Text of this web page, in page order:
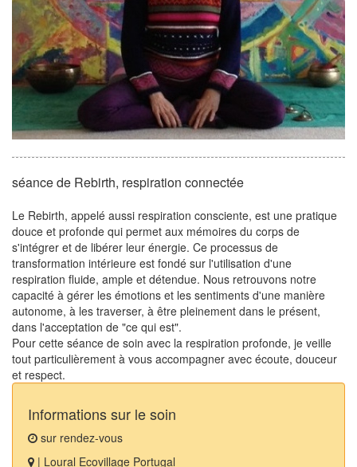
séance de Rebirth, respiration connectée
Le Rebirth, appelé aussi respiration consciente, est une pratique
douce et profonde qui permet aux mémoires du corps de
s'intégrer et de libérer leur énergie. Ce processus de
transformation intérieure est fondé sur l'utilisation d'une
respiration fluide, ample et détendue. Nous retrouvons notre
capacité à gérer les émotions et les sentiments d'une manière
autonome, à les traverser, à être pleinement dans le présent,
dans l'acceptation de "ce qui est".
Pour cette séance de soin avec la respiration profonde, je veille
tout particulièrement à vous accompagner avec écoute, douceur
et respect.
Informations sur le soin
sur rendez-vous
| Loural Ecovillage Portugal